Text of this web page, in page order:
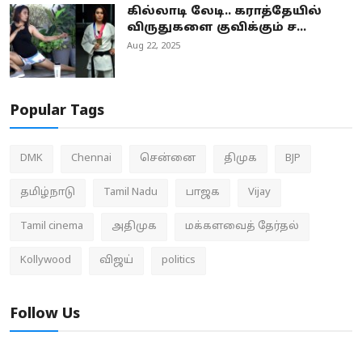
கில்லாடி லேடி.. கராத்தேயில்
விருதுகளை குவிக்கும் ச...
Aug 22, 2025
Popular Tags
DMK Chennai சென்னை திமுக BJP
தமிழ்நாடு Tamil Nadu பாஜக Vijay
Tamil cinema அதிமுக மக்களவைத் தேர்தல்
Kollywood விஜய் politics
Follow Us